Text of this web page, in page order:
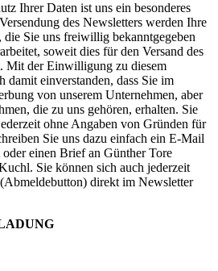
Ihrer Daten ist uns ein besonderes
des Newsletters werden Ihre
die Sie uns freiwillig bekanntgegeben
soweit dies für den Versand des
Mit der Einwilligung zu diesem
damit einverstanden, dass Sie im
von unserem Unternehmen, aber
die zu uns gehören, erhalten. Sie
ohne Angaben von Gründen für
Sie uns dazu einfach ein E-Mail
einen Brief an Günther Tore
Sie können sich auch jederzeit
direkt im Newsletter